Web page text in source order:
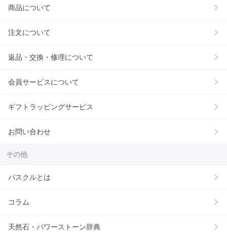
商品について
注文について
返品・交換・修理について
会員サービスについて
ギフトラッピングサービス
お問い合わせ
その他
パスクルとは
コラム
天然石・パワーストーン辞典